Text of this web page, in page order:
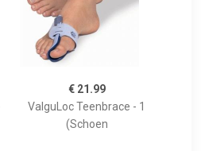
€ 21.99
ValguLoc Teenbrace - 1
(Schoen